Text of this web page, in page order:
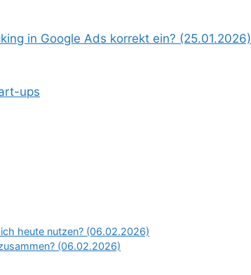
in Google Ads korrekt ein? (25.01.2026)
ups
heute nutzen? (06.02.2026)
(06.02.2026)